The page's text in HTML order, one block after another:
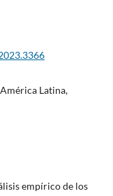
Latina,
empírico de los